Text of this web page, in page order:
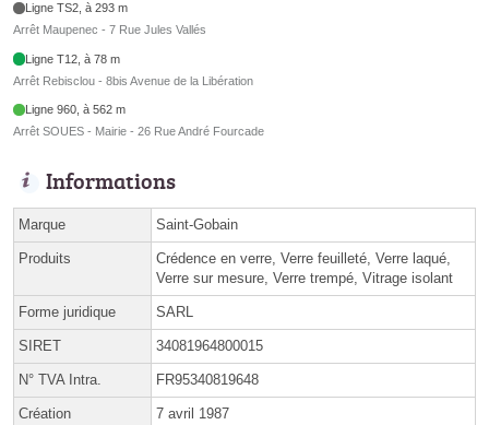
Ligne TS2, à 293 m
Arrêt Maupenec - 7 Rue Jules Vallés
Ligne T12, à 78 m
Arrêt Rebisclou - 8bis Avenue de la Libération
Ligne 960, à 562 m
Arrêt SOUES - Mairie - 26 Rue André Fourcade
Informations
Marque Saint-Gobain
Produits
Crédence en verre, Verre feuilleté, Verre laqué,
Verre sur mesure, Verre trempé, Vitrage isolant
Forme juridique SARL
SIRET 34081964800015
N° TVA Intra. FR95340819648
Création 7 avril 1987